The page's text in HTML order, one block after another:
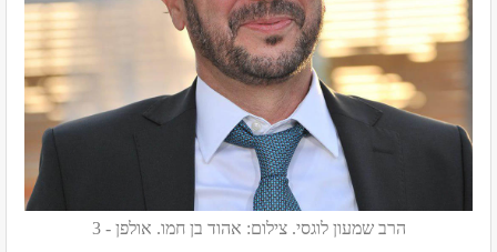
הרב שמעון לוגסי. צילום: אהוד בן חמו. אולפן - 3